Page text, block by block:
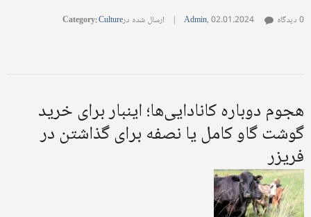
Admin,02.01.2024
| ارسال شده در Category:Culture 0 دیدگاه
هجوم دوباره کانادایی‌ها؛ اینبار برای خرید
گوشت گاو کامل یا نصفه برای گذاشتن در
فریزر